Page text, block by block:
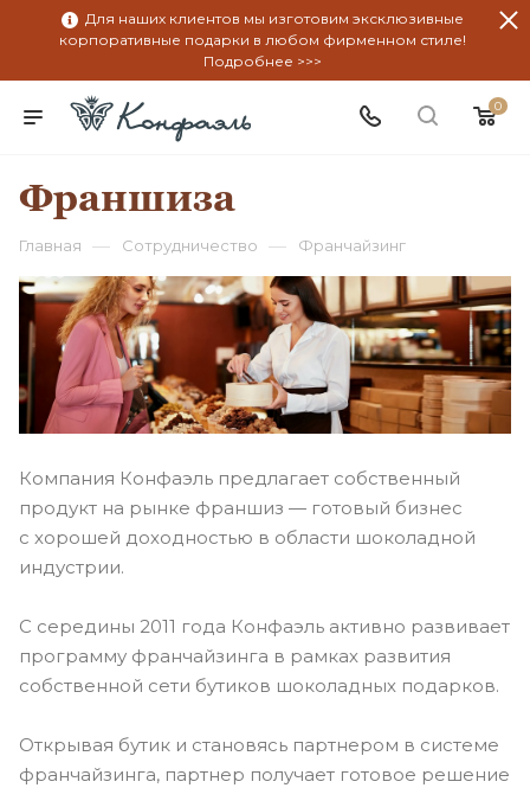
Для наших клиентов мы изготовим эксклюзивные
корпоративные подарки в любом фирменном стиле!
Подробнее >>>
0
Франшиза
Главная — Сотрудничество — Франчайзинг
Компания Конфаэль предлагает собственный
продукт на рынке франшиз — готовый бизнес
с хорошей доходностью в области шоколадной
индустрии.
С середины 2011 года Конфаэль активно развивает
программу франчайзинга в рамках развития
собственной сети бутиков шоколадных подарков.
Открывая бутик и становясь партнером в системе
франчайзинга, партнер получает готовое решение